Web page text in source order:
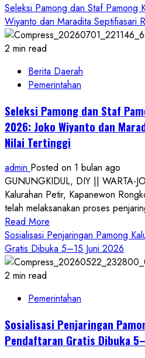
Seleksi Pamong dan Staf Pamong
Wiyanto dan Maradita Septifiasari
2 min read
Berita Daerah
Pemerintahan
Seleksi Pamong dan Staf
2026: Joko Wiyanto dan
Nilai Tertinggi
admin Posted on 1 bulan ago
GUNUNGKIDUL, DIY || WARTA-
Kalurahan Petir, Kapanewon
telah melaksanakan proses
Read More
more
about
Seleksi
Staf
Kalurahan
Petir
Sosialisasi Penjaringan Pamong
Gratis Dibuka 5–15 Juni 2026
2 min read
Pemerintahan
Sosialisasi Penjaringan
Pendaftaran Gratis Dibuka